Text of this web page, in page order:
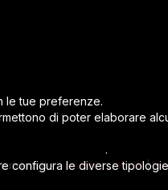
riservati- P.iva 02622190201|
le tue preferenze.
di poter elaborare
.
configura le diverse